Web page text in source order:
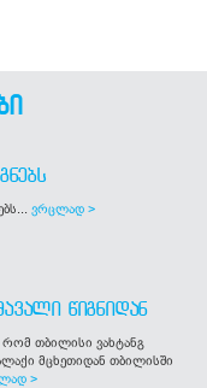
ვრცლად >
ᲬᲘᲒᲜᲘᲓᲐᲜ
რომ თბილისი ვახტანგ
მცხეთიდან თბილისში
>